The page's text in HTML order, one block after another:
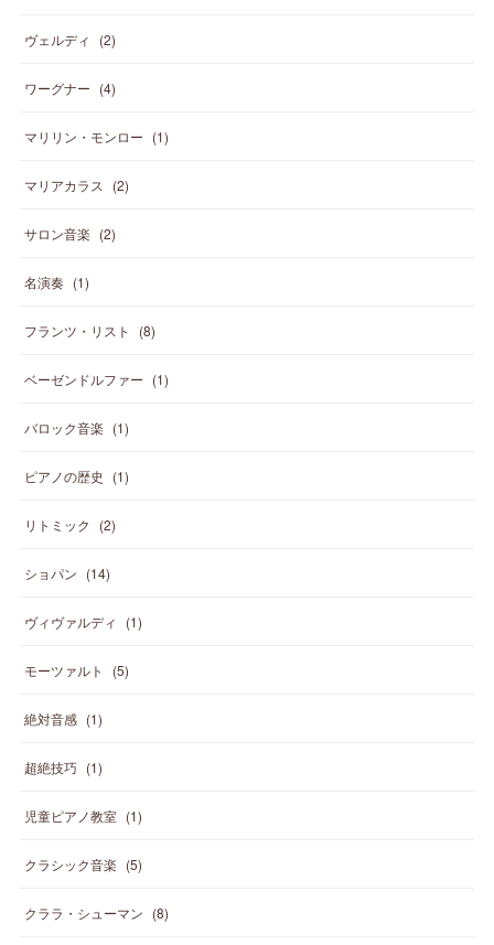
ヴェルディ (2)
ワーグナー (4)
マリリン・モンロー (1)
マリアカラス (2)
サロン音楽 (2)
名演奏 (1)
フランツ・リスト (8)
ベーゼンドルファー (1)
バロック音楽 (1)
ピアノの歴史 (1)
リトミック (2)
ショパン (14)
ヴィヴァルディ (1)
モーツァルト (5)
絶対音感 (1)
超絶技巧 (1)
児童ピアノ教室 (1)
クラシック音楽 (5)
クララ・シューマン (8)